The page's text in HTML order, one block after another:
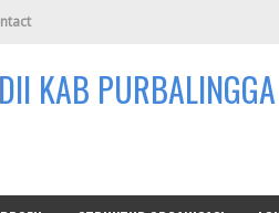
KAB PURBALINGGA